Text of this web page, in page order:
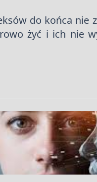
do końca nie
żyć i ich nie